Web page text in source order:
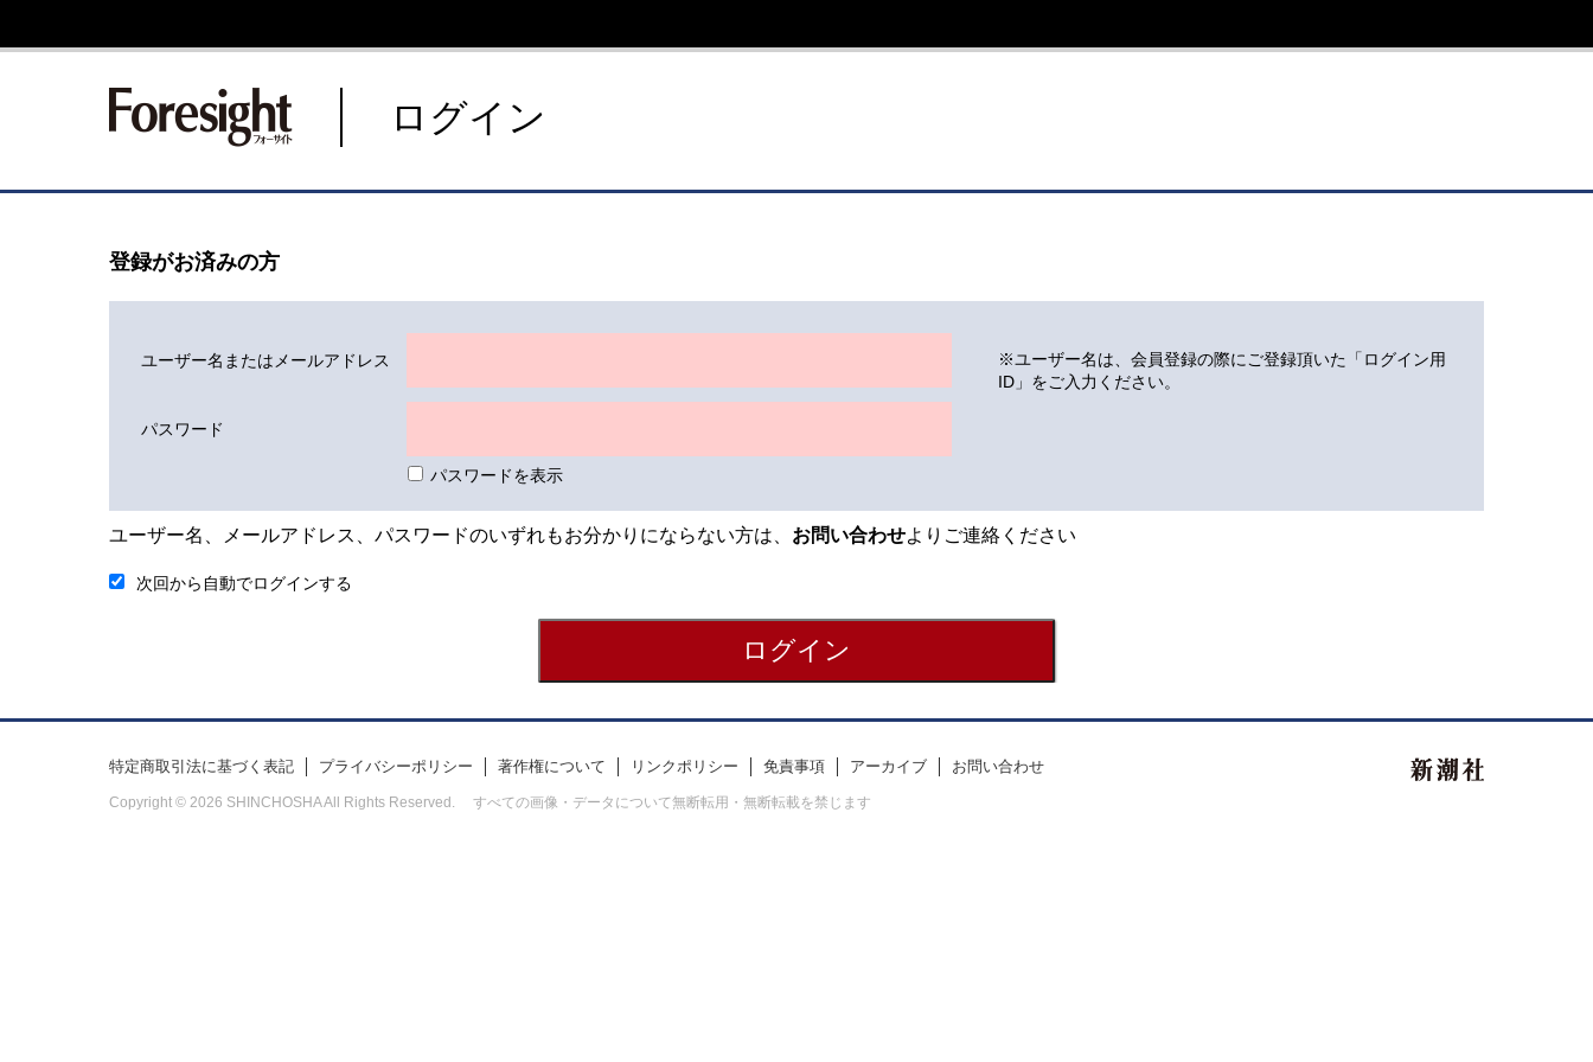
新潮社 Foresight フォーサイト
ログイン
登録がお済みの方
ユーザー名またはメールアドレス
パスワード
パスワードを表示
※ユーザー名は、会員登録の際にご登録頂いた「ログイン用
ID」をご入力ください。
ユーザー名、メールアドレス、パスワードのいずれもお分かりにならない方は、 お問い合わせよりご連絡ください
次回から自動でログインする
特定商取引法に基づく表記 プライバシーポリシー 著作権について リンクポリシー 免責事項 アーカイブ お問い合わせ
Copyright © 2026 SHINCHOSHA All Rights Reserved. すべての画像・データについて無断転用・無断転載を禁じます